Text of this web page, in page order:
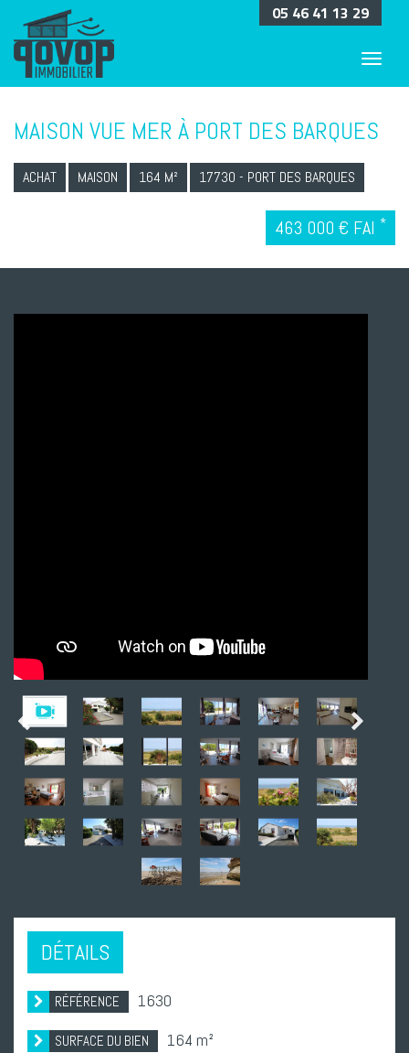
05 46 41 13 29
MAISON VUE MER À PORT DES BARQUES
ACHAT MAISON 164 M² 17730 - PORT DES BARQUES
463 000 € FAI *
DÉTAILS
RÉFÉRENCE 1630
SURFACE DU BIEN 164 m²